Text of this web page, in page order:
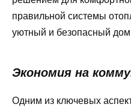
правильной системы
уютный и безопасный
Экономия на
Одним из ключевых